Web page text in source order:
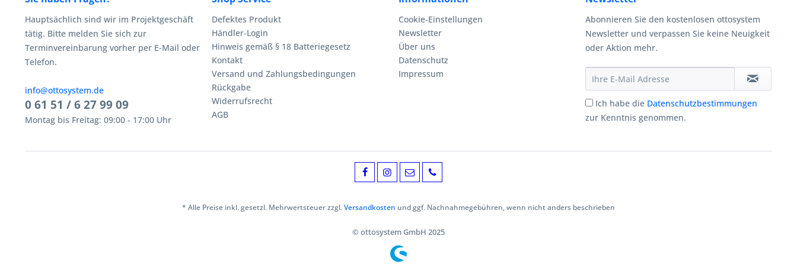
Hauptsächlich sind wir im Projektgeschäft
tätig. Bitte melden Sie sich zur
Terminvereinbarung vorher per E-Mail oder
Telefon.
info@ottosystem.de
0 61 51 / 6 27 99 09
Montag bis Freitag: 09:00 - 17:00 Uhr
Defektes Produkt
Händler-Login
Hinweis gemäß § 18 Batteriegesetz
Kontakt
Versand und Zahlungsbedingungen
Rückgabe
Widerrufsrecht
AGB
Cookie-Einstellungen
Newsletter
Über uns
Datenschutz
Impressum
Abonnieren Sie den kostenlosen ottosystem
Newsletter und verpassen Sie keine Neuigkeit
oder Aktion mehr.
Ich habe die Datenschutzbestimmungen
zur Kenntnis genommen.
* Alle Preise inkl. gesetzl. Mehrwertsteuer zzgl.Versandkosten und ggf. Nachnahmegebühren, wenn nicht anders beschrieben
© ottosystem GmbH 2025